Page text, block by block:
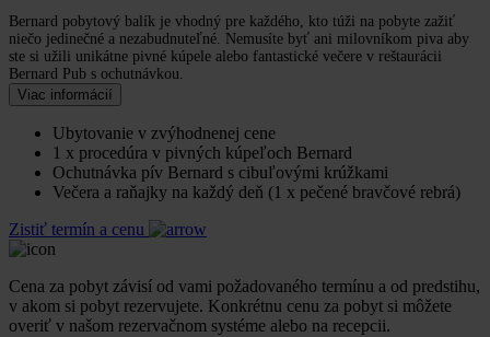
Bernard pobytový balík je vhodný pre každého, kto túži na pobyte zažiť
niečo jedinečné a nezabudnuteľné. Nemusíte byť ani milovníkom piva aby
ste si užili unikátne pivné kúpele alebo fantastické večere v reštaurácii
Bernard Pub s ochutnávkou.
Viac informácií
Ubytovanie v zvýhodnenej cene
1 x procedúra v pivných kúpeľoch Bernard
Ochutnávka pív Bernard s cibuľovými krúžkami
Večera a raňajky na každý deň (1 x pečené bravčové rebrá)
Zistiť termín a cenu
Cena za pobyt závisí od vami požadovaného termínu a od predstihu,
v akom si pobyt rezervujete. Konkrétnu cenu za pobyt si môžete
overiť v našom rezervačnom systéme alebo na recepcii.